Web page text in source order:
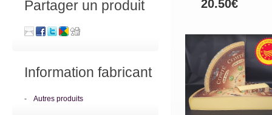
20.50€
Partager un produit
Information fabricant
- Autres produits